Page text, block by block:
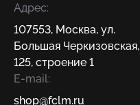
Адрес:
107553, Москва, ул.
Большая Черкизовская,
125, строение 1
E-mail:
shop@fсlm.ru